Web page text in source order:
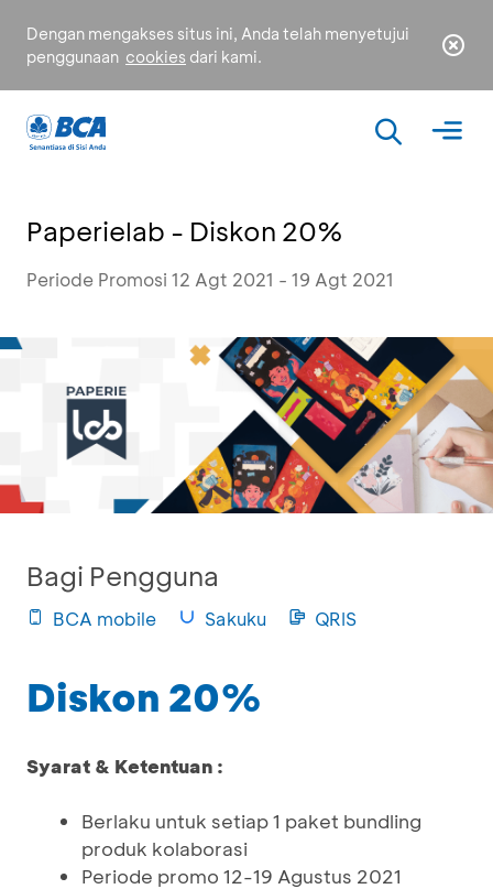
Dengan mengakses situs ini, Anda telah menyetujui
penggunaan cookies dari kami.
Paperielab - Diskon 20%
Periode Promosi 12 Agt 2021 - 19 Agt 2021
Bagi Pengguna
BCA mobile Sakuku QRIS
Diskon 20%
Syarat & Ketentuan :
Berlaku untuk setiap 1 paket bundling
produk kolaborasi
Periode promo 12-19 Agustus 2021